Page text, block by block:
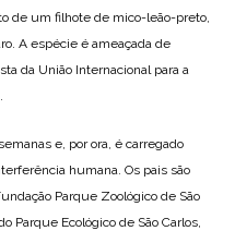
de um filhote de mico-leão-preto,
A espécie é ameaçada de
da União Internacional para a
e, por ora, é carregado
humana. Os pais são
Parque Zoológico de São
Parque Ecológico de São Carlos,